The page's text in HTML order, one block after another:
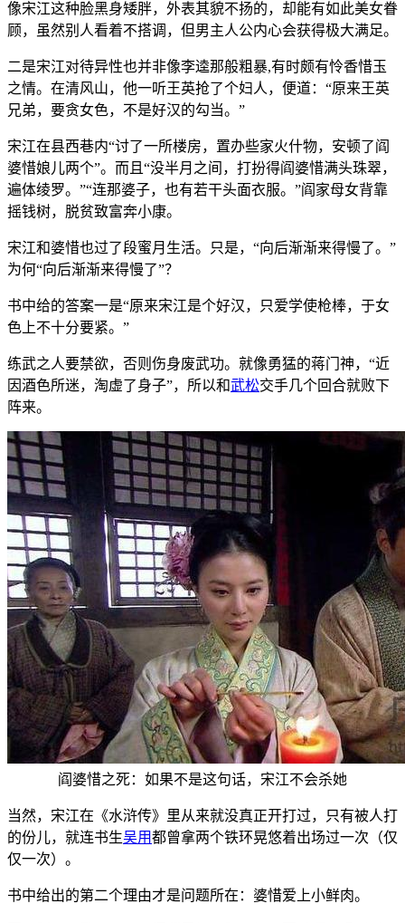
像宋江这种脸黑身矮胖，外表其貌不扬的，却能有如此美女眷
顾，虽然别人看着不搭调，但男主人公内心会获得极大满足。
二是宋江对待异性也并非像李逵那般粗暴,有时颇有怜香惜玉
之情。在清风山，他一听王英抢了个妇人，便道：“原来王英
兄弟，要贪女色，不是好汉的勾当。”
宋江在县西巷内“讨了一所楼房，置办些家火什物，安顿了阎
婆惜娘儿两个”。而且“没半月之间，打扮得阎婆惜满头珠翠，
遍体绫罗。”“连那婆子，也有若干头面衣服。”阎家母女背靠
摇钱树，脱贫致富奔小康。
宋江和婆惜也过了段蜜月生活。只是，“向后渐渐来得慢了。”
为何“向后渐渐来得慢了”？
书中给的答案一是“原来宋江是个好汉，只爱学使枪棒，于女
色上不十分要紧。”
练武之人要禁欲，否则伤身废武功。就像勇猛的蒋门神，“近
因酒色所迷，淘虚了身子”，所以和武松交手几个回合就败下
阵来。
阎婆惜之死：如果不是这句话，宋江不会杀她
当然，宋江在《水浒传》里从来就没真正开打过，只有被人打
的份儿，就连书生吴用都曾拿两个铁环晃悠着出场过一次（仅
仅一次）。
书中给出的第二个理由才是问题所在：婆惜爱上小鲜肉。